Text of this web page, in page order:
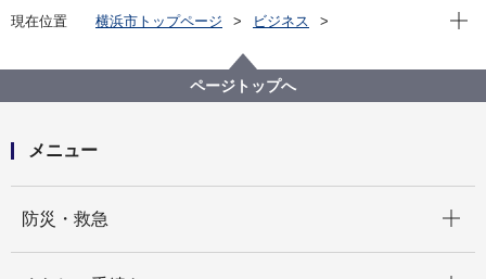
現在位置 横浜市トップページ
ビジネス
都市計画制限・建築制限について
現在
ページトップへ
メニュー
防災・救急